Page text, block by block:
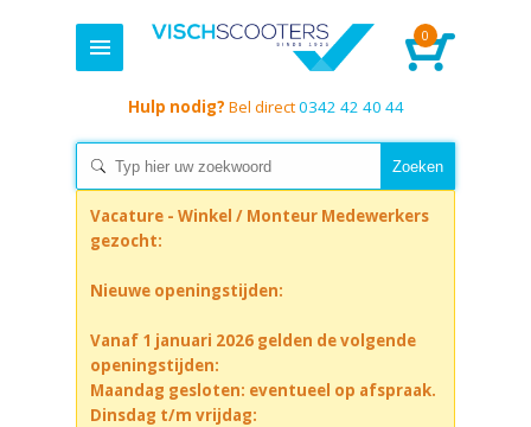
0
Hulp nodig? Bel direct0342 42 40 44
Vacature - Winkel / Monteur Medewerkers
gezocht:
Nieuwe openingstijden:
Vanaf 1 januari 2026 gelden de volgende
openingstijden:
Maandag gesloten: eventueel op afspraak.
Dinsdag t/m vrijdag: